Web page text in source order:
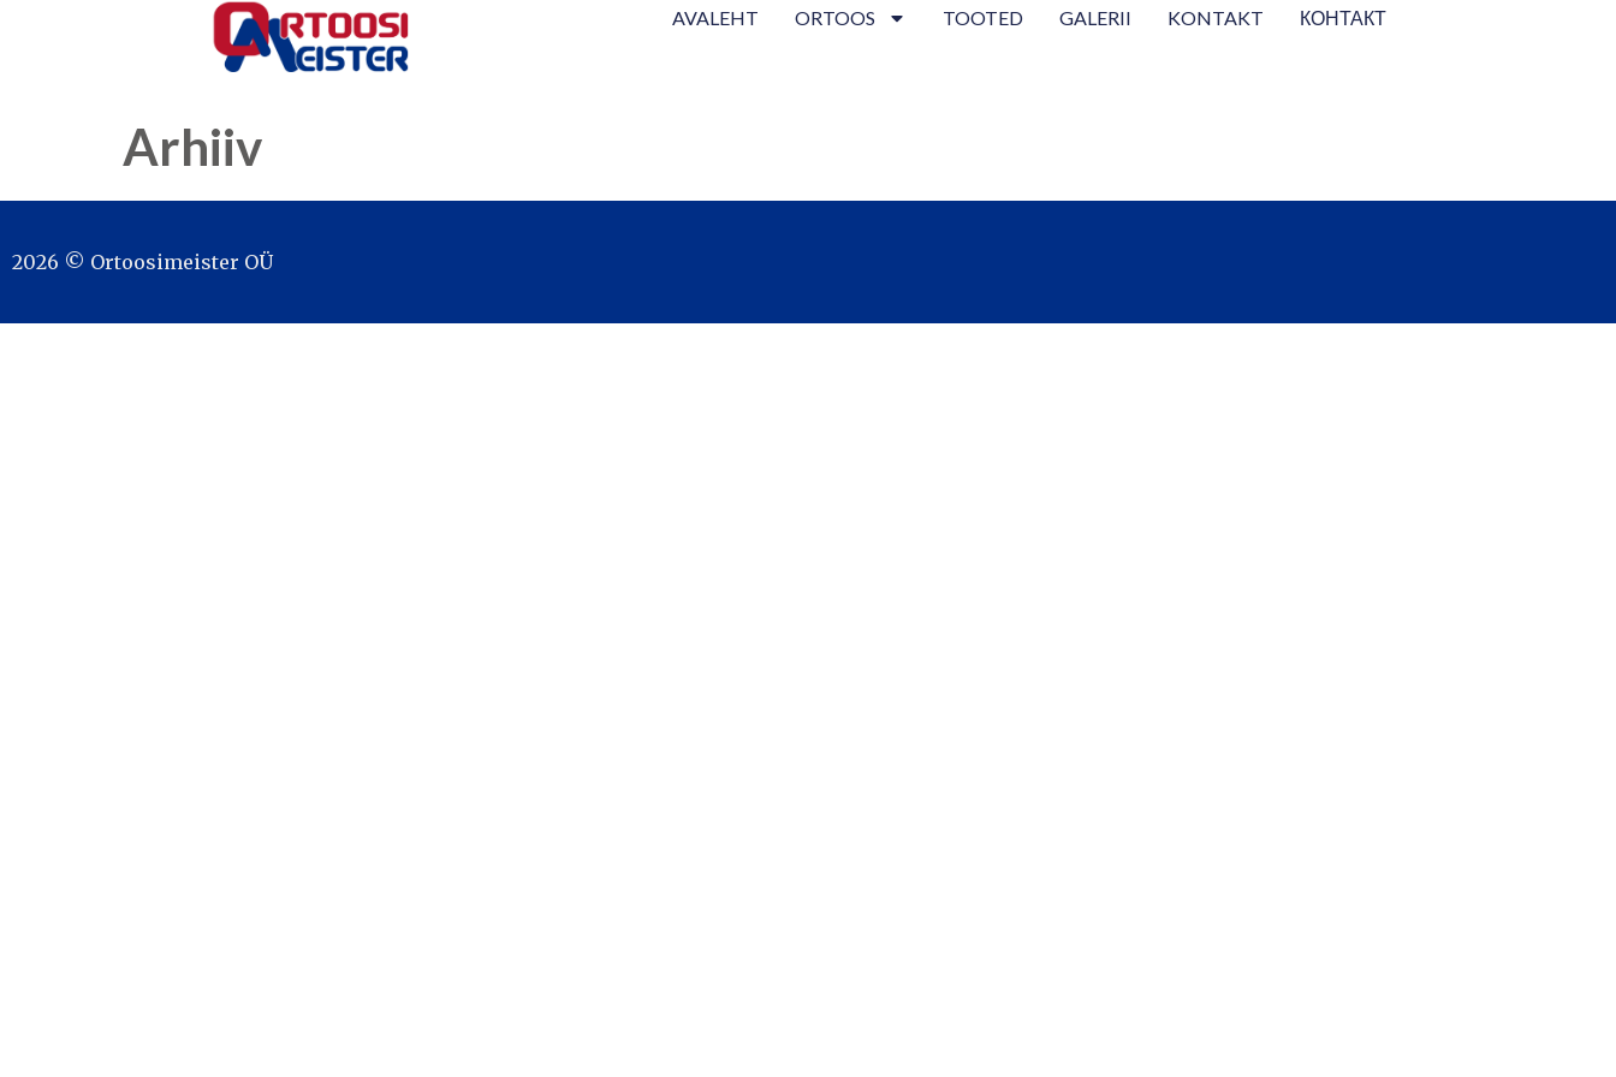
AVALEHT ORTOOS TOOTED GALERII KONTAKT КОНТАКТ
Arhiiv
2026 © Ortoosimeister OÜ